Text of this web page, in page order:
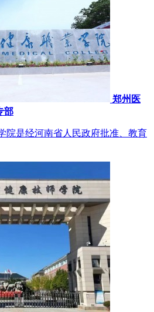
郑州医
部
院是经河南省人民政府批准、教育